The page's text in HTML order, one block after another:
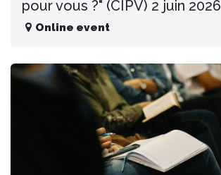
pour vous ?" (CIPV) 2 juin 2026
Online event